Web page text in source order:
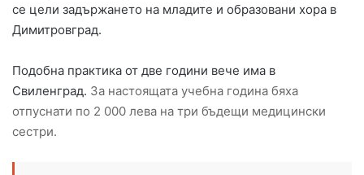
се цели задържането на младите и образовани хора в
Димитровград.
Подобна практика от две години вече има в
Свиленград. За настоящата учебна година бяха
отпуснати по 2 000 лева на три бъдещи медицински
сестри.